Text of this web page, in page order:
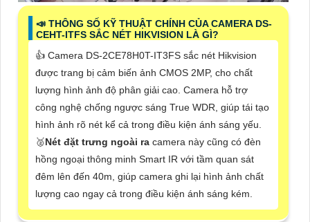
📣 THÔNG SỐ KỸ THUẬT CHÍNH CỦA CAMERA DS-
CEHT-ITFS SẮC NÉT HIKVISION LÀ GÌ?
👍 Camera DS-2CE78H0T-IT3FS sắc nét Hikvision
được trang bị cảm biến ảnh CMOS 2MP, cho chất
lượng hình ảnh độ phân giải cao. Camera hỗ trợ
công nghệ chống ngược sáng True WDR, giúp tái tạo
hình ảnh rõ nét kể cả trong điều kiện ánh sáng yếu. ️
🥈Nét đặt trưng ngoài ra camera này cũng có đèn
hồng ngoại thông minh Smart IR với tầm quan sát
đêm lên đến 40m, giúp camera ghi lại hình ảnh chất
lượng cao ngay cả trong điều kiện ánh sáng kém.